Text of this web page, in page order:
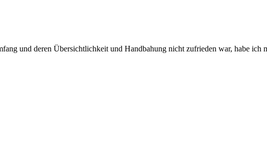
und deren Übersichtlichkeit und Handbahung nicht zufrieden war, habe ich